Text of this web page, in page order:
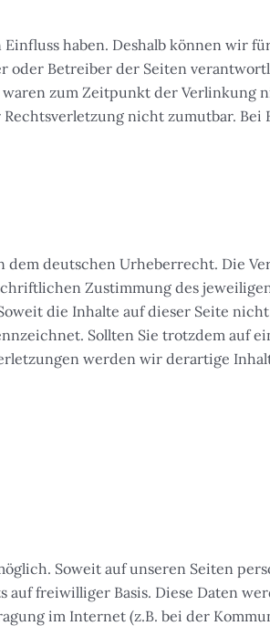
haben. Deshalb können wir
Betreiber der Seiten
zum Zeitpunkt der Verlinkung
nicht zumutbar. Bei
deutschen Urheberrecht. Die
Zustimmung des
die Inhalte auf dieser Seite
Sollten Sie trotzdem auf
werden wir derartige
Soweit auf unseren Seiten
freiwilliger Basis. Diese Daten
im Internet (z.B. bei der